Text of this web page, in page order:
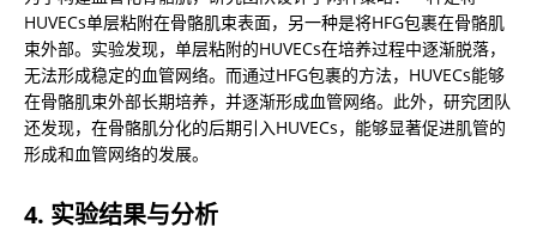
HUVECs单层粘附在骨骼肌束表面，另一种是将HFG包裹在骨骼肌
束外部。实验发现，单层粘附的HUVECs在培养过程中逐渐脱落，
无法形成稳定的血管网络。而通过HFG包裹的方法，HUVECs能够
在骨骼肌束外部长期培养，并逐渐形成血管网络。此外，研究团队
还发现，在骨骼肌分化的后期引入HUVECs，能够显著促进肌管的
形成和血管网络的发展。
4. 实验结果与分析